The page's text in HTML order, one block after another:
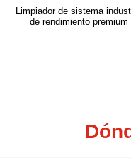
Limpiador de sistema
de rendimiento premium